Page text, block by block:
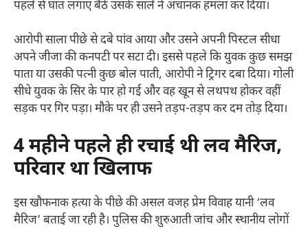
पहले से घात लगाए बैठे उसके साले ने अचानक हमला कर दिया।
​आरोपी साला पीछे से दबे पांव आया और उसने अपनी पिस्टल सीधा
अपने जीजा की कनपटी पर सटा दी। इससे पहले कि युवक कुछ समझ
पाता या उसकी पत्नी कुछ बोल पाती, आरोपी ने ट्रिगर दबा दिया। गोली
सीधे युवक के सिर के पार हो गई और वह खून से लथपथ होकर वहीं
सड़क पर गिर पड़ा। मौके पर ही उसने तड़प-तड़प कर दम तोड़ दिया।
​4 महीने पहले ही रचाई थी लव मैरिज,
परिवार था खिलाफ
​इस खौफनाक हत्या के पीछे की असल वजह प्रेम विवाह यानी ‘लव
मैरिज’ बताई जा रही है। पुलिस की शुरुआती जांच और स्थानीय लोगों